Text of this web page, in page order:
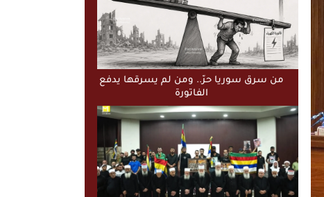
من سرق سوريا حرّ.. ومن لم يسرقها يدفع
الفاتورة